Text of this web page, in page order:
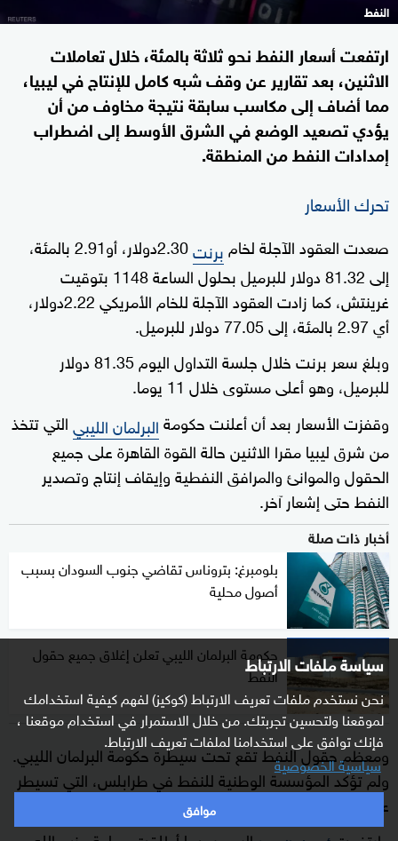
سياسة ملفات الارتباط
نحن نستخدم ملفات تعريف الارتباط (كوكيز) لفهم كيفية استخدامك
لموقعنا ولتحسين تجربتك. من خلال الاستمرار في استخدام موقعنا ،
فإنك توافق على استخدامنا لملفات تعريف الارتباط.
سياسية الخصوصية
موافق
النفط
ارتفعت أسعار النفط نحو ثلاثة بالمئة، خلال تعاملات
الاثنين، بعد تقارير عن وقف شبه كامل للإنتاج في ليبيا،
مما أضاف إلى مكاسب سابقة نتيجة مخاوف من أن
يؤدي تصعيد الوضع في الشرق الأوسط إلى اضطراب
إمدادات النفط من المنطقة.
تحرك الأسعار
صعدت العقود الآجلة لخامبرنت
2.30دولار، أو2.91 بالمئة،
إلى 81.32 دولار للبرميل بحلول الساعة 1148 بتوقيت
غرينتش، كما زادت العقود الآجلة للخام الأمريكي 2.22دولار،
أي 2.97 بالمئة، إلى 77.05 دولار للبرميل.
وبلغ سعر برنت خلال جلسة التداول اليوم 81.35 دولار
للبرميل، وهو أعلى مستوى خلال 11 يوما.
وقفزت الأسعار بعد أن أعلنت حكومةالبرلمان الليبيالتي تتخذ
من شرق ليبيا مقرا الاثنين حالة القوة القاهرة على جميع
الحقول والموانئ والمرافق النفطية وإيقاف إنتاج وتصدير
النفط حتى إشعار آخر.
أخبار ذات صلة
بلومبرغ: بتروناس تقاضي جنوب السودان بسبب
أصول محلية
حكومة البرلمان الليبي تعلن إغلاق جميع حقول
النفط
ومعظم حقول النفط تقع تحت سيطرة حكومة البرلمان الليبي.
ولم تؤكد المؤسسة الوطنية للنفط في طرابلس، التي تسيطر
على موارد النفط، هذا الأمر.